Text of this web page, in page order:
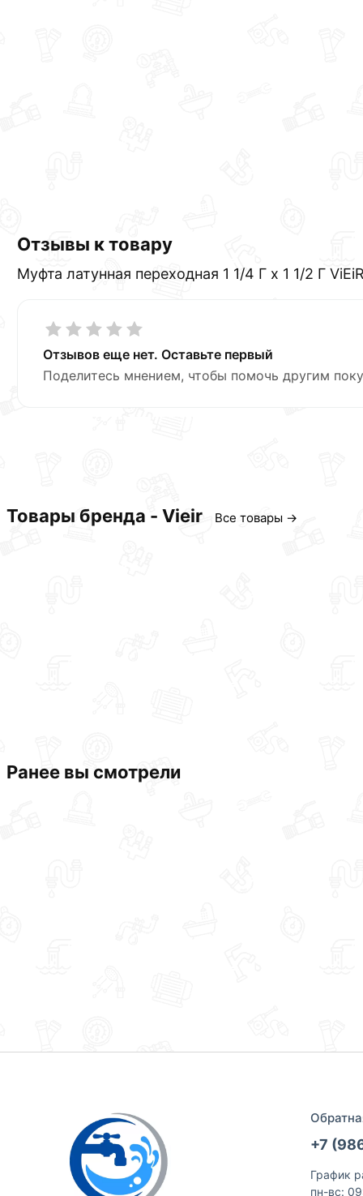
Отзывы к товару
Муфта латунная переходная 1 1/4 Г х 1 1/2 Г
Отзывов еще нет. Оставьте первый
Поделитесь мнением, чтобы помочь другим
Товары бренда - Vieir Все товары →
Ранее вы смотрели
+7
График
пн-вс: